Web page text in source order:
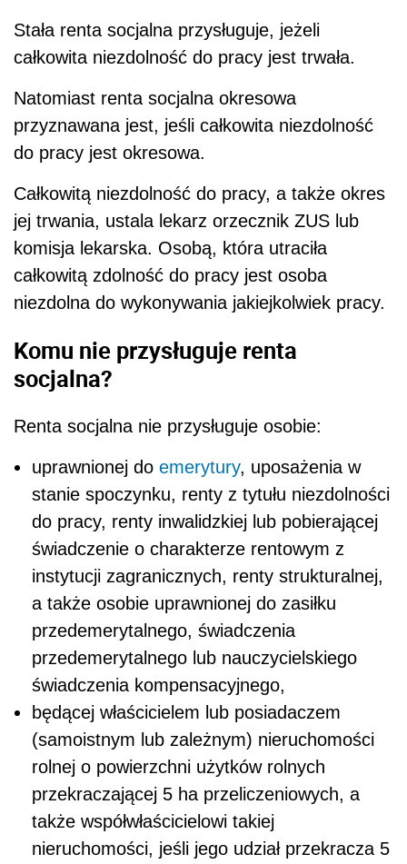
Stała renta socjalna przysługuje, jeżeli
całkowita niezdolność do pracy jest trwała.
Natomiast renta socjalna okresowa
przyznawana jest, jeśli całkowita niezdolność
do pracy jest okresowa.
Całkowitą niezdolność do pracy, a także okres
jej trwania, ustala lekarz orzecznik ZUS lub
komisja lekarska. Osobą, która utraciła
całkowitą zdolność do pracy jest osoba
niezdolna do wykonywania jakiejkolwiek pracy.
Komu nie przysługuje renta
socjalna?
Renta socjalna nie przysługuje osobie:
uprawnionej do emerytury, uposażenia w
stanie spoczynku, renty z tytułu niezdolności
do pracy, renty inwalidzkiej lub pobierającej
świadczenie o charakterze rentowym z
instytucji zagranicznych, renty strukturalnej,
a także osobie uprawnionej do zasiłku
przedemerytalnego, świadczenia
przedemerytalnego lub nauczycielskiego
świadczenia kompensacyjnego,
będącej właścicielem lub posiadaczem
(samoistnym lub zależnym) nieruchomości
rolnej o powierzchni użytków rolnych
przekraczającej 5 ha przeliczeniowych, a
także współwłaścicielowi takiej
nieruchomości, jeśli jego udział przekracza 5